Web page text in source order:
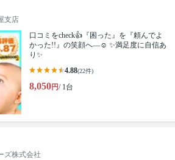
支店
口コミをcheck👍『困った』を『頼んでよ
かった!!』の笑顔へ—☺︎ ✨満足度に自信あ
り✨
4.88(22件)
8,050円/ 1台
ズ株式会社